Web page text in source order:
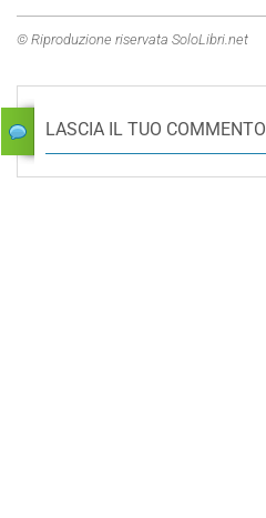
© Riproduzione riservata SoloLibri.net
LASCIA IL TUO COMMENTO